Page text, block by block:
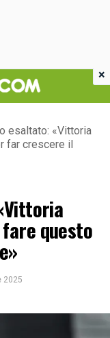
esaltato: «Vittoria
far crescere il
questo
2025
×